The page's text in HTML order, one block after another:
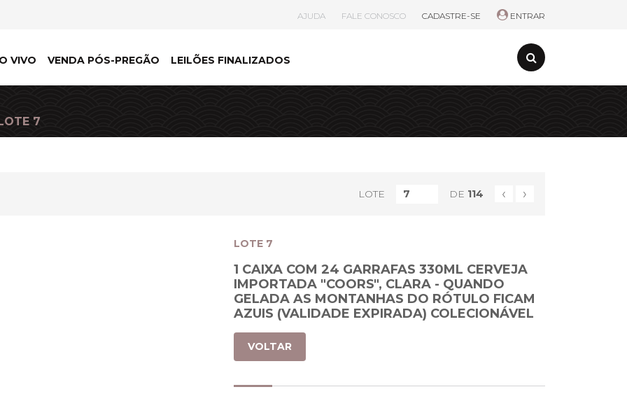
AJUDA FALE CONOSCO CADASTRE-SE ENTRAR
VIVO VENDA PÓS-PREGÃO LEILÕES FINALIZADOS
7
LOTE DE 114 ‹ ›
LOTE 7
1 CAIXA COM 24 GARRAFAS 330ML CERVEJA
IMPORTADA "COORS", CLARA - QUANDO
GELADA AS MONTANHAS DO RÓTULO FICAM
AZUIS (VALIDADE EXPIRADA) COLECIONÁVEL
VOLTAR